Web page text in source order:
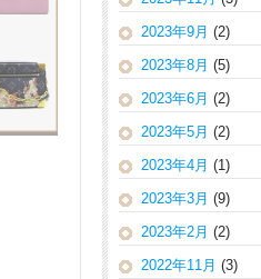
2023年9月 (2)
2023年8月 (5)
2023年6月 (2)
2023年5月 (2)
2023年4月 (1)
2023年3月 (9)
2023年2月 (2)
2022年11月 (3)